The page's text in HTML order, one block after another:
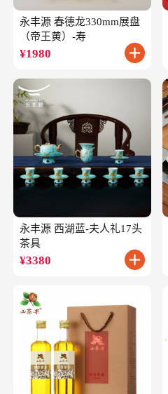
永丰源 春德龙330mm展盘
（帝王黄）-寿
¥1980
永丰源 西湖蓝-夫人礼17头
茶具
¥3380